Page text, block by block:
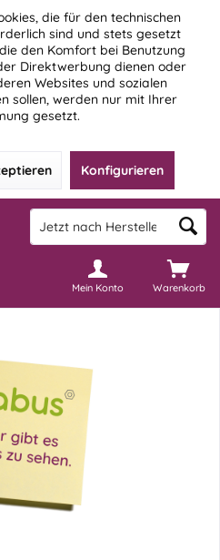
die für den technischen
sind und stets gesetzt
den Komfort bei Benutzung
Direktwerbung dienen oder
Websites und sozialen
sollen, werden nur mit Ihrer
gesetzt.
Konfigurieren
Warenkorb
Mein Konto